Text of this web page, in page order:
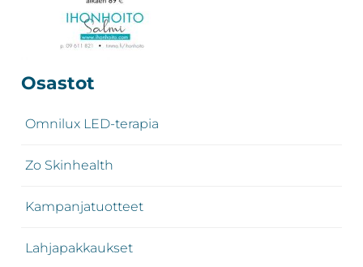
Ensisijainen
Osastot
Omnilux LED-terapia
Zo Skinhealth
Kampanjatuotteet
Lahjapakkaukset